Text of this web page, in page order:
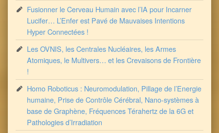
Fusionner le Cerveau Humain avec l’IA pour Incarner
Lucifer… L’Enfer est Pavé de Mauvaises Intentions
Hyper Connectées !
Les OVNIS, les Centrales Nucléaires, les Armes
Atomiques, le Multivers… et les Crevaisons de Frontière
!
Homo Roboticus : Neuromodulation, Pillage de l’Energie
humaine, Prise de Contrôle Cérébral, Nano-systèmes à
base de Graphène, Fréquences Térahertz de la 6G et
Pathologies d’Irradiation